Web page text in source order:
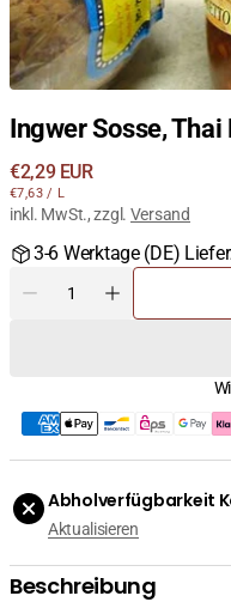
Ingwer Sosse, Thai
Regulärer
Preis
€2,29 EUR
STÜCKPREIS
€7,63 / PRO
L
inkl. MwSt., zzgl. Versand
3-6 Werktage (DE)
Menge
Dancer,
300ml
verringern
Menge
Dancer,
300ml
erhöhen
Abholverfügbarkeit
Aktualisieren
Beschreibung